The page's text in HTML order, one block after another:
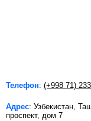
Телефон: (+998 71)
Адрес: Узбекистан,
проспект, дом 7